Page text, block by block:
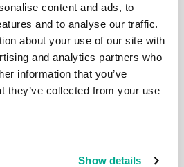
content and ads, to
and to analyse our traffic.
about your use of our site with
and analytics partners who
information that you’ve
they’ve collected from your use
Show details
WIEDER DA –
SAS!
Beifall, Jubel, Pfiffe! Hiermit
für euch: eine gute und eine
In diesem Jahr werden wir
Konferenz
Analyst Summit (SAS).